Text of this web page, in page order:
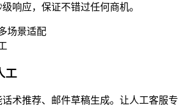
响应，保证不错过任何商机。
场景适配
工
术推荐、邮件草稿生成。让人工客服专